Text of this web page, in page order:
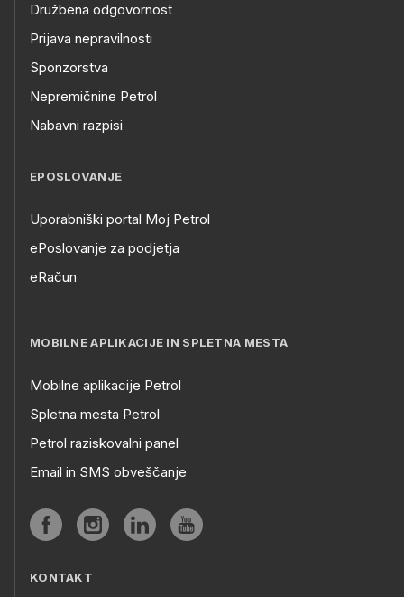
Družbena odgovornost
Prijava nepravilnosti
Sponzorstva
Nepremičnine Petrol
Nabavni razpisi
EPOSLOVANJE
Uporabniški portal Moj Petrol
ePoslovanje za podjetja
eRačun
MOBILNE APLIKACIJE IN SPLETNA MESTA
Mobilne aplikacije Petrol
Spletna mesta Petrol
Petrol raziskovalni panel
Email in SMS obveščanje
KONTAKT